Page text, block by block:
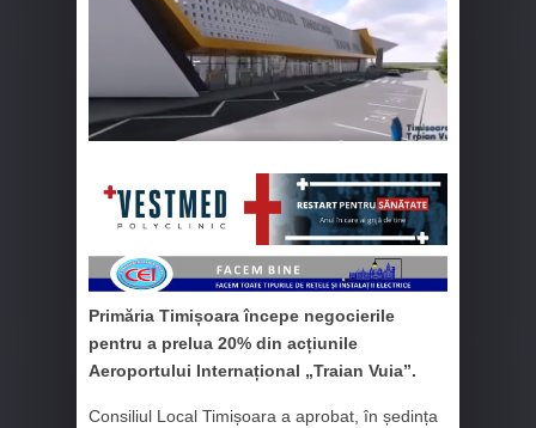
Primăria Timișoara începe negocierile
pentru a prelua 20% din acțiunile
Aeroportului Internațional „Traian Vuia”.
Consiliul Local Timișoara a aprobat, în ședința